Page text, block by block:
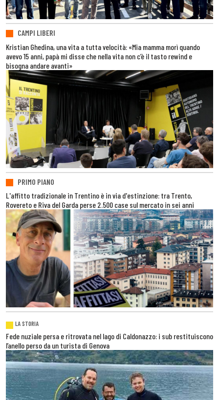
CAMPI LIBERI
Kristian Ghedina, una vita a tutta velocità: «Mia mamma morì quando
avevo 15 anni, papà mi disse che nella vita non c’è il tasto rewind e
bisogna andare avanti»
PRIMO PIANO
L'affitto tradizionale in Trentino è in via d'estinzione: tra Trento,
Rovereto e Riva del Garda perse 2.500 case sul mercato in sei anni
LA STORIA
Fede nuziale persa e ritrovata nel lago di Caldonazzo: i sub restituiscono
l’anello perso da un turista di Genova